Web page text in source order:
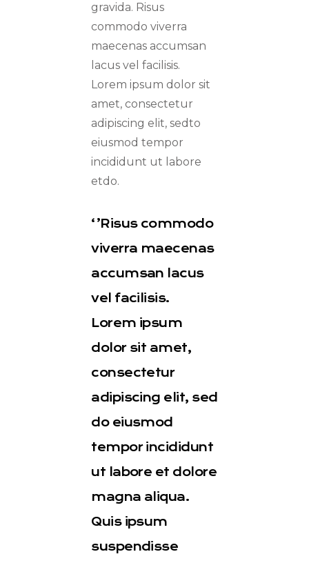
gravida. Risus
commodo viverra
maecenas accumsan
lacus vel facilisis.
Lorem ipsum dolor sit
amet, consectetur
adipiscing elit, sedto
eiusmod tempor
incididunt ut labore
etdo.
‘’Risus commodo
viverra maecenas
accumsan lacus
vel facilisis.
Lorem ipsum
dolor sit amet,
consectetur
adipiscing elit, sed
do eiusmod
tempor incididunt
ut labore et dolore
magna aliqua.
Quis ipsum
suspendisse